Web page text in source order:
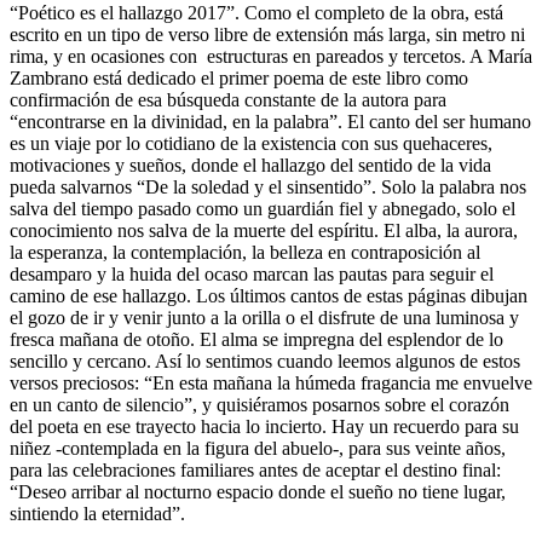
“Poético es el hallazgo 2017”. Como el completo de la obra, está
escrito en un tipo de verso libre de extensión más larga, sin metro ni
rima, y en ocasiones con estructuras en pareados y tercetos. A María
Zambrano está dedicado el primer poema de este libro como
confirmación de esa búsqueda constante de la autora para
“encontrarse en la divinidad, en la palabra”. El canto del ser humano
es un viaje por lo cotidiano de la existencia con sus quehaceres,
motivaciones y sueños, donde el hallazgo del sentido de la vida
pueda salvarnos “De la soledad y el sinsentido”. Solo la palabra nos
salva del tiempo pasado como un guardián fiel y abnegado, solo el
conocimiento nos salva de la muerte del espíritu. El alba, la aurora,
la esperanza, la contemplación, la belleza en contraposición al
desamparo y la huida del ocaso marcan las pautas para seguir el
camino de ese hallazgo. Los últimos cantos de estas páginas dibujan
el gozo de ir y venir junto a la orilla o el disfrute de una luminosa y
fresca mañana de otoño. El alma se impregna del esplendor de lo
sencillo y cercano. Así lo sentimos cuando leemos algunos de estos
versos preciosos: “En esta mañana la húmeda fragancia me envuelve
en un canto de silencio”, y quisiéramos posarnos sobre el corazón
del poeta en ese trayecto hacia lo incierto. Hay un recuerdo para su
niñez -contemplada en la figura del abuelo-, para sus veinte años,
para las celebraciones familiares antes de aceptar el destino final:
“Deseo arribar al nocturno espacio donde el sueño no tiene lugar,
sintiendo la eternidad”.